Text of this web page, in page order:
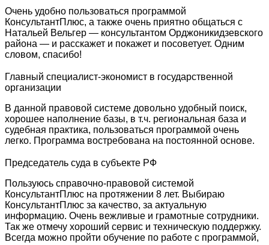
Очень удобно пользоваться программой
КонсультантПлюс, а также очень приятно общаться с
Натальей Вельгер — консультантом Орджоникидзевского
района — и расскажет и покажет и посоветует. Одним
словом, спасибо!
Главный специалист-экономист в государственной
организации
В данной правовой системе довольно удобный поиск,
хорошее наполнение базы, в т.ч. региональная база и
судебная практика, пользоваться программой очень
легко. Программа востребована на постоянной основе.
Председатель суда в субъекте РФ
Пользуюсь справочно-правовой системой
КонсультантПлюс на протяжении 8 лет. Выбираю
КонсультантПлюс за качество, за актуальную
информацию. Очень вежливые и грамотные сотрудники.
Так же отмечу хороший сервис и техническую поддержку.
Всегда можно пройти обучение по работе с программой,